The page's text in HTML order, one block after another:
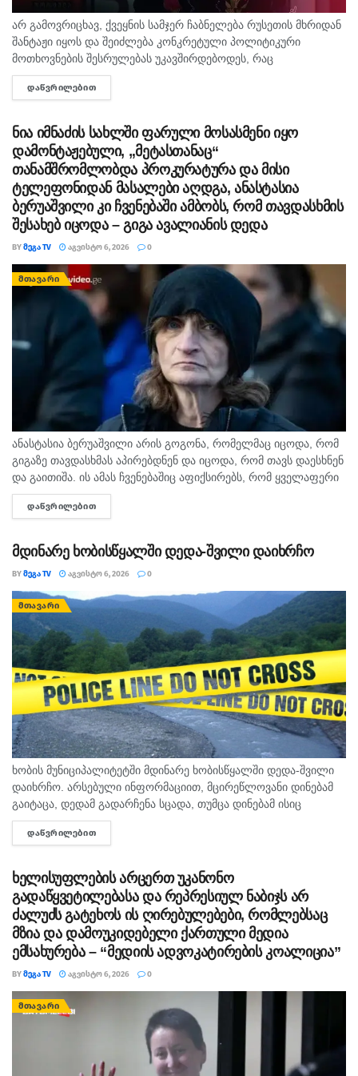
არ გამოვრიცხავ, ქვეყნის სამჯერ ჩაბნელება რუსეთის მხრიდან
შანტაჟი იყოს და შეიძლება კონკრეტული პოლიტიკური
მოთხოვნების შესრულებას უკავშირდებოდეს, რაც
ხელისუფლებისთვის ძნელად ასახსნელია საზოგადოებისთვის.
ვფიქრობ, ეს მოთხოვნები უფრო ოკუპირებულ რეგიონებს უნდა
ᲓᲐᲬᲕᲠᲘᲚᲔᲑᲘᲗ
ნია იმნაძის სახლში ფარული მოსასმენი იყო
დამონტაჟებული, „მეტასთანაც“
თანამშრომლობდა პროკურატურა და მისი
ტელეფონიდან მასალები აღდგა, ანასტასია
ბერუაშვილი კი ჩვენებაში ამბობს, რომ თავდასხმის
შესახებ იცოდა – გიგა ავალიანის დედა
BYᲛᲔᲒᲐ TV ᲐᲒᲕᲘᲡᲢᲝ 6, 2026 0
ᲛᲗᲐᲕᲐᲠᲘ
ანასტასია ბერუაშვილი არის გოგონა, რომელმაც იცოდა, რომ
გიგაზე თავდასხმას აპირებდნენ და იცოდა, რომ თავს დაესხნენ
და გაითიშა. ის ამას ჩვენებაშიც აფიქსირებს, რომ ყველაფერი
იცოდა, - ამის შესახებ მოკლული მასწავლებლის, გიგა
ავალიანის...
ᲓᲐᲬᲕᲠᲘᲚᲔᲑᲘᲗ
მდინარე ხობისწყალში დედა-შვილი დაიხრჩო
BYᲛᲔᲒᲐ TV ᲐᲒᲕᲘᲡᲢᲝ 6, 2026 0
ᲛᲗᲐᲕᲐᲠᲘ
ხობის მუნიციპალიტეტში მდინარე ხობისწყალში დედა-შვილი
დაიხრჩო. არსებული ინფორმაციით, მცირეწლოვანი დინებამ
გაიტაცა, დედამ გადარჩენა სცადა, თუმცა დინებამ ისიც
გაიტაცა. ბავშვის ცხედარი ადგილობრივმა იპოვა და
მდინარიდან ამოასვენა. დედის სამძებრო-სამაშველო
ᲓᲐᲬᲕᲠᲘᲚᲔᲑᲘᲗ
ხელისუფლების არცერთ უკანონო
გადაწყვეტილებასა და რეპრესიულ ნაბიჯს არ
ძალუძს გატეხოს ის ღირებულებები, რომლებსაც
მზია და დამოუკიდებელი ქართული მედია
ემსახურება – “მედიის ადვოკატირების კოალიცია”
BYᲛᲔᲒᲐ TV ᲐᲒᲕᲘᲡᲢᲝ 6, 2026 0
ᲛᲗᲐᲕᲐᲠᲘ